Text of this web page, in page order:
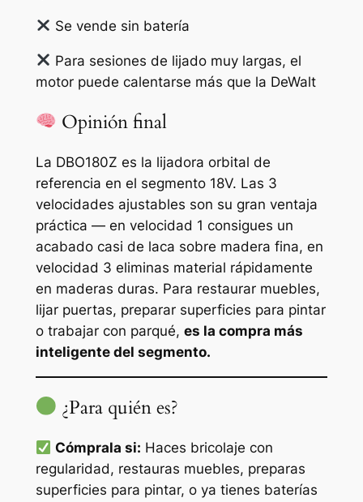
Se vende sin batería
Para sesiones de lijado muy largas, el
motor puede calentarse más que la DeWalt
Opinión final
La DBO180Z es la lijadora orbital de
referencia en el segmento 18V. Las 3
velocidades ajustables son su gran ventaja
práctica — en velocidad 1 consigues un
acabado casi de laca sobre madera fina, en
velocidad 3 eliminas material rápidamente
en maderas duras. Para restaurar muebles,
lijar puertas, preparar superficies para pintar
o trabajar con parqué, es la compra más
inteligente del segmento.
¿Para quién es?
Cómprala si: Haces bricolaje con
regularidad, restauras muebles, preparas
superficies para pintar, o ya tienes baterías